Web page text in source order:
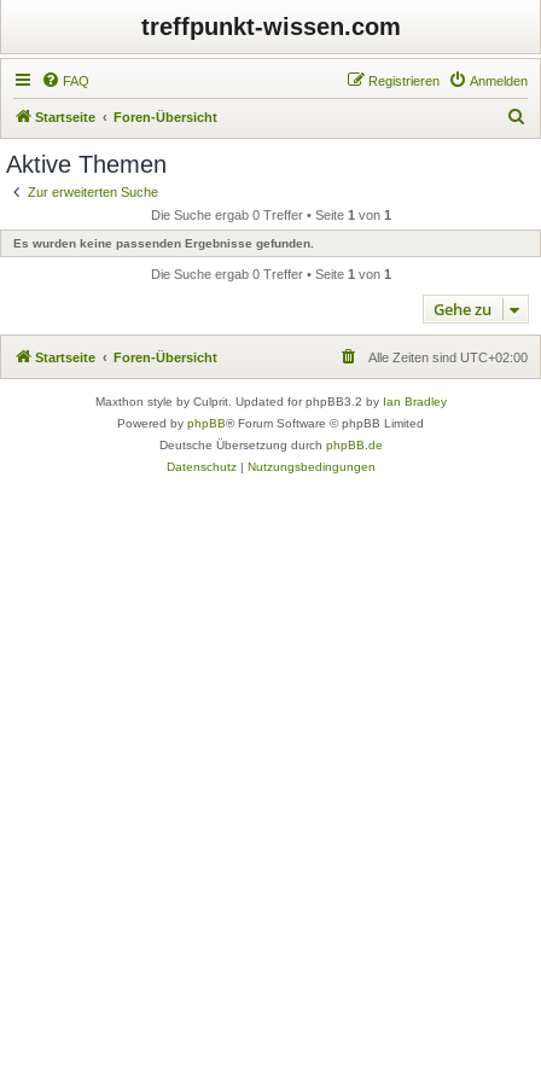
treffpunkt-wissen.com
FAQ Anmelden
Registrieren
Startseite Foren-Übersicht
e
Aktive Themen
Zur erweiterten Suche
Die Suche ergab 0 Treffer • Seite 1 von 1
Es wurden keine passenden Ergebnisse gefunden.
Die Suche ergab 0 Treffer • Seite 1 von 1
Gehe zu
Startseite Foren-Übersicht Alle Zeiten sind UTC+02:00
Maxthon style by Culprit. Updated for phpBB3.2 by Ian Bradley
Powered by phpBB® Forum Software © phpBB Limited
Deutsche Übersetzung durch phpBB.de
Datenschutz| Nutzungsbedingungen